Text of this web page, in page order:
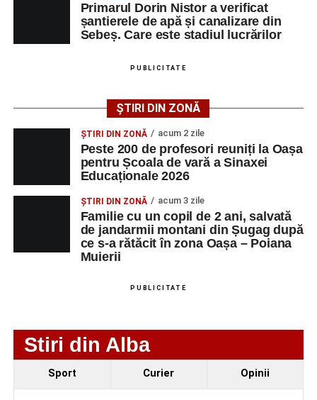
Primul concert din cadrul String Symphonic Camp
2026 a adus emoție și aplauze la Sebeș
au venit la Sebeș și au susținut un recital apreciat de
tinerilor muzicieni și munca depusă în cadrul taberei, iar
spectatorii au răsplătit prestațiile cu aplauze îndelungate.
Evenimentul face parte din programulString Symphonic
Camp 2026, proiect susținut de Rotary Club Alba Iulia
Primarul Dorin Nistor a verificat
șantierele de apă și canalizare din
Sebeș. Care este stadiul lucrărilor
PUBLICITATE
ȘTIRI DIN ZONĂ
ȘTIRI DIN ZONĂ acum 2 zile
Peste 200 de profesori reuniți la Oașa
pentru Școala de vară a Sinaxei
Educaționale 2026
ȘTIRI DIN ZONĂ acum 3 zile
Familie cu un copil de 2 ani, salvată
de jandarmii montani din Șugag după
ce s-a rătăcit în zona Oașa – Poiana
Muierii
PUBLICITATE
Stiri din Alba
Sport Curier Opinii